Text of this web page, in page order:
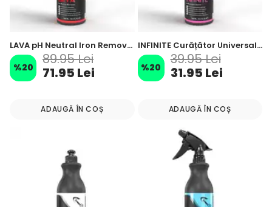
LAVA pH Neutral Iron Remover și Curățător Reactiv Particule de Fier - 500 ml
%20
89.95 Lei
71.95 Lei
ADAUGĂ ÎN COȘ
INFINITE Curățător Universal Auto Interior & Exterior APC Concentrat – 500 ml
%20
39.95 Lei
31.95 Lei
ADAUGĂ ÎN COȘ